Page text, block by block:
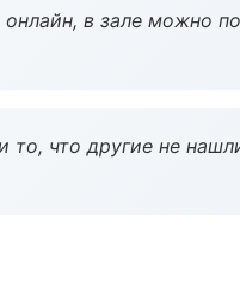
в зале можно
то, что другие не